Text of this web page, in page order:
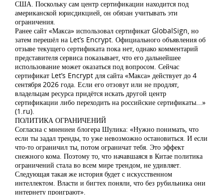
США. Поскольку сам центр сертификации находится под
американской юрисдикцией, он обязан учитывать эти
ограничения.
Ранее сайт «Макса» использовал сертификат GlobalSign, но
затем перешёл на Let’s Encrypt. Официального объявления об
отзыве текущего сертификата пока нет, однако комментарий
представителя сервиса показывает, что его дальнейшее
использование может оказаться под вопросом. Сейчас
сертификат Let’s Encrypt для сайта «Макса» действует до 4
сентября 2026 года. Если его отзовут или не продлят,
владельцам ресурса придётся искать другой центр
сертификации либо переходить на российские сертификаты...»
(1.ru).
ПОЛИТИКА ОГРАНИЧЕНИЙ
Согласна с мнениеи блогера Шулика: «Нужно понимать, что
если ты задал тренды, то уже невозможно остановиться. И если
что-то ограничил ты, потом ограничат тебя. Это эффект
снежного кома. Поэтому то, что начавшаяся в Китае политика
ограничений стала во всем мире трендом, не удивляет.
Следующая такая же история будет с искусственном
интеллектом. Власти и бигтех поняли, что без рубильника они
интернету проиграют».